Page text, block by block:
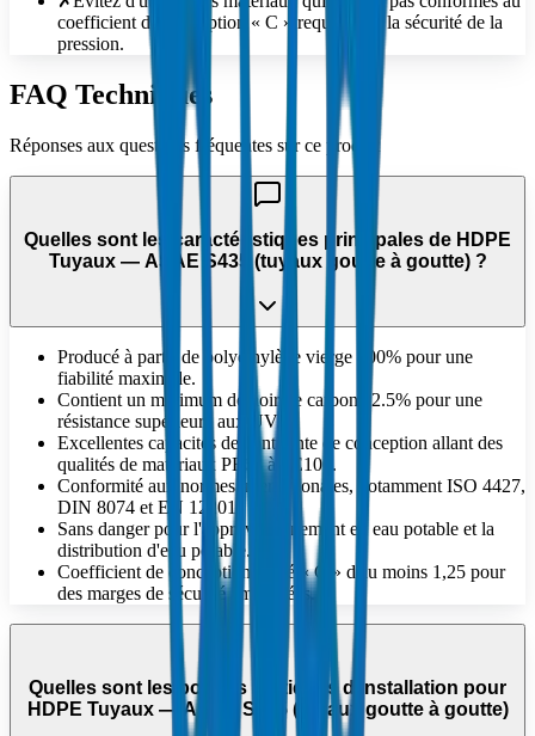
coefficient de conception « C » requis pour la sécurité de la
pression.
FAQ Techniques
Réponses aux questions fréquentes sur ce produit
Quelles sont les caractéristiques principales de HDPE
Tuyaux — ASAE S435 (tuyaux goutte à goutte) ?
Producé à partir de polyéthylène vierge 100% pour une
fiabilité maximale.
Contient un minimum de noir de carbone 2.5% pour une
résistance supérieure aux UV.
Excellentes capacités de contrainte de conception allant des
qualités de matériaux PE63 à PE100.
Conformité aux normes internationales, notamment ISO 4427,
DIN 8074 et EN 12201.
Sans danger pour l'approvisionnement en eau potable et la
distribution d'eau potable.
Coefficient de conception élevé « C » d'au moins 1,25 pour
des marges de sécurité améliorées.
Quelles sont les bonnes pratiques d'installation pour
HDPE Tuyaux — ASAE S435 (tuyaux goutte à goutte)